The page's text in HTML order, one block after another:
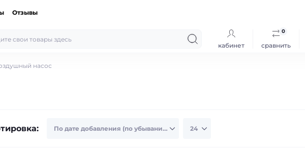
Отзывы
кабинет сравнить
0
насос